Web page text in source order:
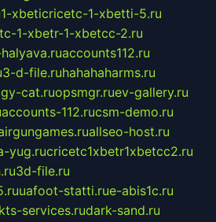
1-xbeticricetc-1-xbetti-5.ru
1-xbetr-1-xbetcc-2.ru
accounts112.ru
3-d-file.ruhahahaharms.ru
cat.ruopsmgr.ruev-gallery.ru
accounts-112.rucsm-demo.ru
allseo-host.ru
yug.rucricetc1xbetr1xbetcc2.ru
3d-file.ru
uafoot-statti.rue-abis1c.ru
kts-services.rudark-sand.ru